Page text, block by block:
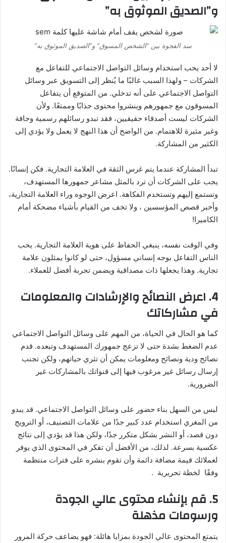
و”الصديق الموثوق به”
سد الفجوة بين “الشخص المسوق” و”الصديق الموثوق به”
لا أحد يحب استخدام وسائل التواصل الاجتماعي للتفاعل مع
الشركات – ولهذا السبب غالبًا ما يُنظر إلى التسويق عبر وسائل
التواصل الاجتماعي على أنه تدخلي. من المتوقع أن يتفاعل
المسوقون مع جمهورهم وينشروا محتوى جذابًا وممتعًا. ولأن
الشركات ليست أصدقاء حقيقيين، فقد تبدو رسائلهم رسمية وجافة
وغير مثيرة للاهتمام. من الواضح أن هذا النهج لا يعمل ولا يؤدي إلى
الكثير من المشاركة.
تبدأ المشاركة عندما يتم غرس الثقة في العلامة التجارية. فكن إنسانًا.
يجب على الشركات أن ترد بالمثل مشاعر جمهورها المستهدف،
وتستمع إليهم وتستخدم الفكاهة. اعرض الوجوه وراء العلامة التجارية،
وأخبر قصص المؤسسين ، ولا تخف من القيام بأشياء مضحكة أمام
الكاميرا!
وفي الوقت نفسه، ينبغي الحفاظ على هوية العلامة التجارية. يحب
الناس التفاعل بوجه إنساني مسؤول، حتى لو كانوا يمثلون علامة
تجارية. وهذا يجعلها ذات مصداقية ويضمن تجربة أفضل للعملاء.
4. اعرض النصائح والإرشادات والمعلومات
في مشاركاتك
كما هو الحال في الحياة، من المهم على وسائل التواصل الاجتماعي
عدم الضغط بشدة حتى لا تزعج جمهورك المستهدف وتبعده. قدم
نصائح ودية ونصائح ومعلومات يمكن أن تثري حياتهم، ولكن تجنب
إرسال رسائل غير مرغوب فيها إلى قنواتك بالمشاركات غير
الضرورية.
ليس من السهل بناء حضور على وسائل التواصل الاجتماعي. قد يبدو
من المغري استخدام عدد كبير جدًا من علامات التصنيف، أو الترويج
دون قصد، أو النشر بشكل متكرر جدًا، ولكن هذا قد يؤدي إلى نتائج
عكسية بسرعة. لذلك، من الأفضل أن تفكر في المحتوى الذي يوفر
لعملائك قيمة مضافة دائمة وأن تقوم بنشره على فترات منتظمة
وفقًا لخطة تحريرية .
5. قم بإنشاء محتوى عالي الجودة
ورسومات مذهلة
يتمتع المحتوى عالي الجودة بمزايا هائلة: فهو يضاعف حركة المرور